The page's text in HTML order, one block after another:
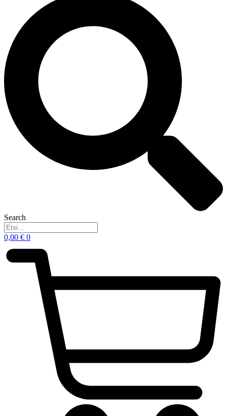
Search
0,00 € 0